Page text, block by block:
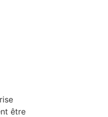
être